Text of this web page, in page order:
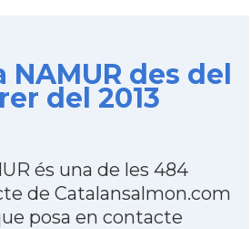
NAMUR des del
del 2013
és una de les 484
de Catalansalmon.com
posa en contacte